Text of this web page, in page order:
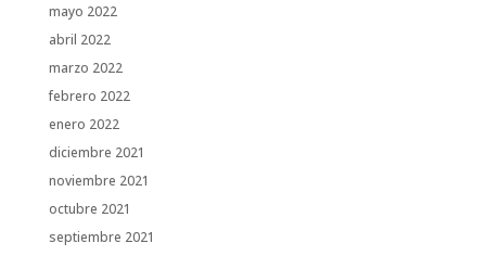
mayo 2022
abril 2022
marzo 2022
febrero 2022
enero 2022
diciembre 2021
noviembre 2021
octubre 2021
septiembre 2021